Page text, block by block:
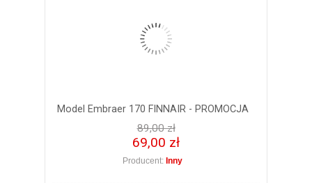
Model Embraer 170 FINNAIR - PROMOCJA
89,00 zł
69,00 zł
Producent: Inny